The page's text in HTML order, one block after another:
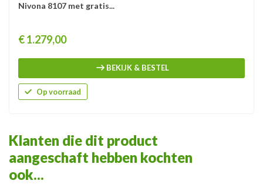
Nivona 8107 met gratis...
Prijs
€ 1.279,00
BEKIJK & BESTEL
Op voorraad
Klanten die dit product
aangeschaft hebben kochten
ook...